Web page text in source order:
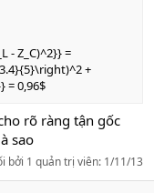
- Z_C)^2}} =
+
= 0,96$
rõ ràng tận gốc
sao
bởi 1 quản trị viên: 1/11/13